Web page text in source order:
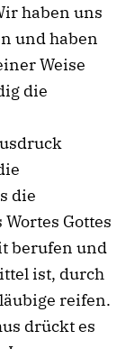
haben uns
und haben
Weise
die
die
Gottes
berufen und
ist, durch
reifen.
drückt es